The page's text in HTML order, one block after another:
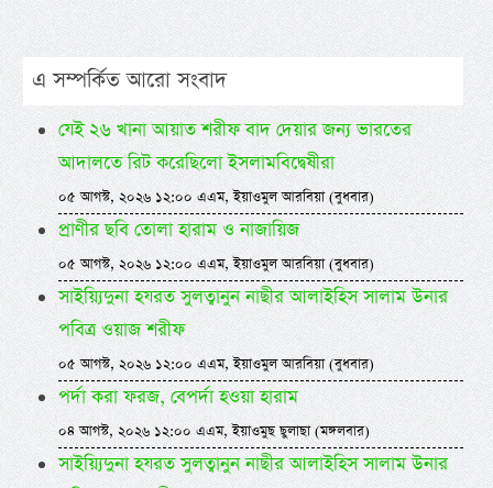
এ সম্পর্কিত আরো সংবাদ
যেই ২৬ খানা আয়াত শরীফ বাদ দেয়ার জন্য ভারতের
আদালতে রিট করেছিলো ইসলামবিদ্বেষীরা
০৫ আগস্ট, ২০২৬ ১২:০০ এএম, ইয়াওমুল আরবিয়া (বুধবার)
প্রাণীর ছবি তোলা হারাম ও নাজায়িজ
০৫ আগস্ট, ২০২৬ ১২:০০ এএম, ইয়াওমুল আরবিয়া (বুধবার)
সাইয়্যিদুনা হযরত সুলত্বানুন নাছীর আলাইহিস সালাম উনার
পবিত্র ওয়াজ শরীফ
০৫ আগস্ট, ২০২৬ ১২:০০ এএম, ইয়াওমুল আরবিয়া (বুধবার)
পর্দা করা ফরজ, বেপর্দা হওয়া হারাম
০৪ আগস্ট, ২০২৬ ১২:০০ এএম, ইয়াওমুছ ছুলাছা (মঙ্গলবার)
সাইয়্যিদুনা হযরত সুলত্বানুন নাছীর আলাইহিস সালাম উনার